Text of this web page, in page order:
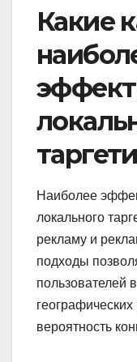
Какие
Наиболее
локального
рекламу и
подходы
пользователей
географических
вероятность